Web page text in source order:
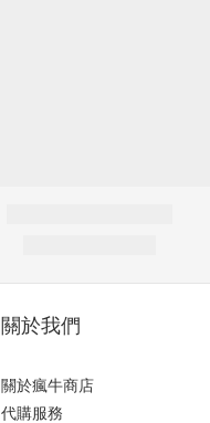
關於我們
關於瘋牛商店
代購服務